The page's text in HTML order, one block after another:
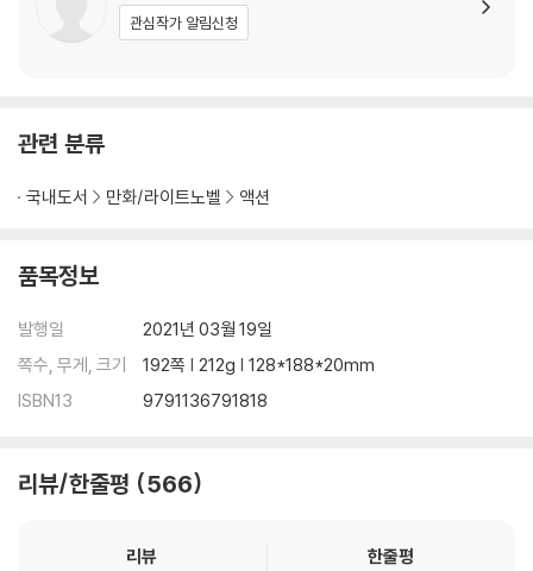
관심작가 알림신청
관련 분류
국내도서 만화/라이트노벨 액션
품목정보
발행일
2021년 03월 19일
쪽수, 무게, 크기
192쪽 | 212g | 128*188*20mm
ISBN13
9791136791818
리뷰/한줄평 566
리뷰 한줄평